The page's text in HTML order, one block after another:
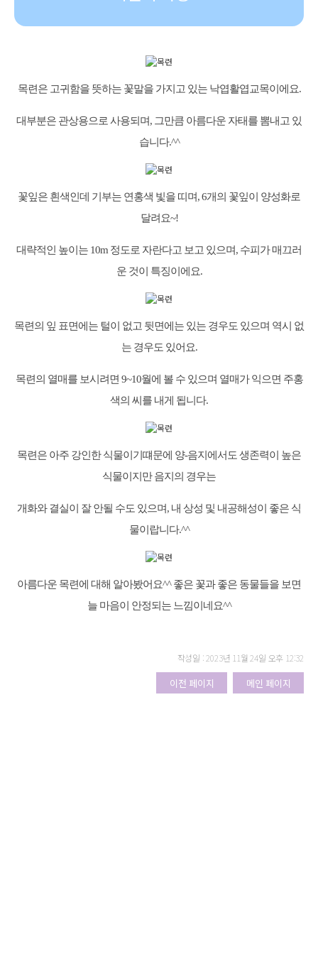
목련은 고귀함을 뜻하는 꽃말을 가지고 있는 낙엽활엽교목이에요.
대부분은 관상용으로 사용되며, 그만큼 아름다운 자태를 뽐내고 있
습니다.^^
꽃잎은 흰색인데 기부는 연홍색 빛을 띠며, 6개의 꽃잎이 양성화로
달려요~!
대략적인 높이는 10m 정도로 자란다고 보고 있으며, 수피가 매끄러
운 것이 특징이에요.
목련의 잎 표면에는 털이 없고 뒷면에는 있는 경우도 있으며 역시 없
는 경우도 있어요.
목련의 열매를 보시려면 9~10월에 볼 수 있으며 열매가 익으면 주홍
색의 씨를 내게 됩니다.
목련은 아주 강인한 식물이기떄문에 양-음지에서도 생존력이 높은
식물이지만 음지의 경우는
개화와 결실이 잘 안될 수도 있으며, 내 상성 및 내공해성이 좋은 식
물이랍니다.^^
아름다운 목련에 대해 알아봤어요^^ 좋은 꽃과 좋은 동물들을 보면
늘 마음이 안정되는 느낌이네요^^
작성일 : 2023년 11월 24일 오후 12:32
이전 페이지 메인 페이지